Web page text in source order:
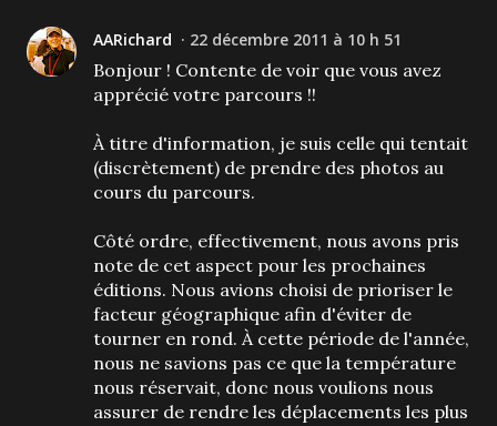
AARichard 22 décembre 2011 à 10 h 51
Bonjour ! Contente de voir que vous avez
apprécié votre parcours !!
À titre d'information, je suis celle qui tentait
(discrètement) de prendre des photos au
cours du parcours.
Côté ordre, effectivement, nous avons pris
note de cet aspect pour les prochaines
éditions. Nous avions choisi de prioriser le
facteur géographique afin d'éviter de
tourner en rond. À cette période de l'année,
nous ne savions pas ce que la température
nous réservait, donc nous voulions nous
assurer de rendre les déplacements les plus